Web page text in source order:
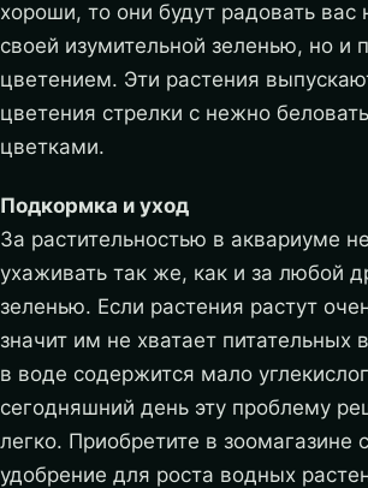
хороши, то они будут радовать вас
своей изумительной зеленью, но и
цветением. Эти растения
цветения стрелки с нежно
цветками.
Подкормка и уход
За растительностью в аквариуме
ухаживать так же, как и за любой
зеленью. Если растения растут
значит им не хватает питательных
в воде содержится мало
сегодняшний день эту проблему
легко. Приобретите в зоомагазине
удобрение для роста водных